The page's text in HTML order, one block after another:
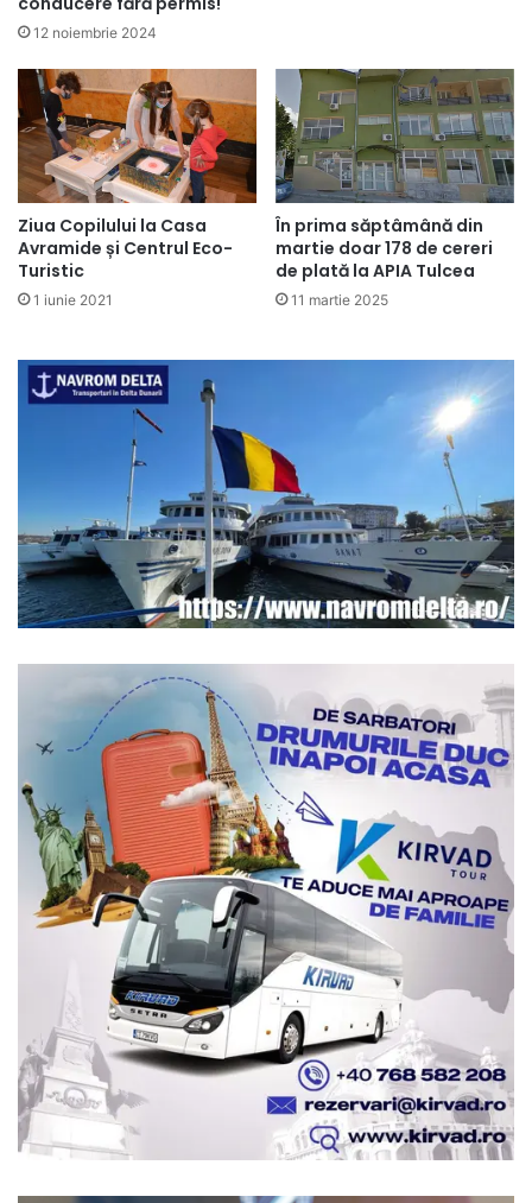
12 noiembrie 2024
Ziua Copilului la Casa
Avramide și Centrul Eco-
Turistic
1 iunie 2021
În prima săptâmână din
martie doar 178 de cereri
de plată la APIA Tulcea
11 martie 2025